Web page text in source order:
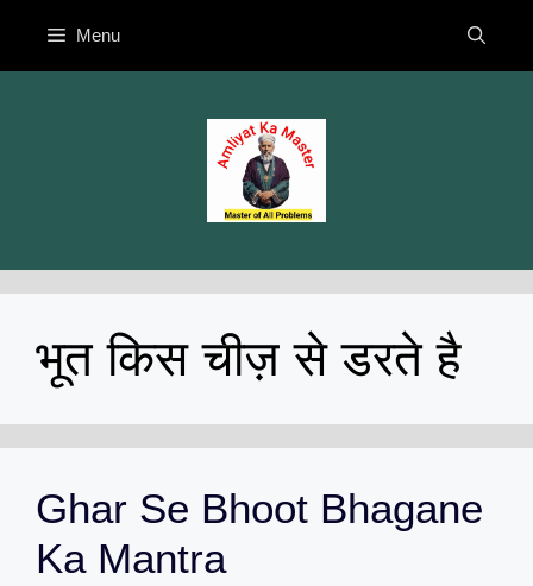
content
Menu
भूत किस चीज़ से डरते है
Ghar Se Bhoot Bhagane
Ka Mantra